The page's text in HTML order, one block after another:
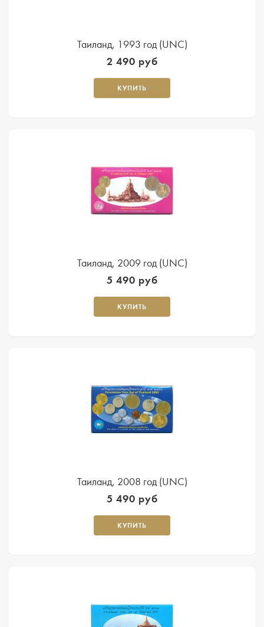
Таиланд, 1993 год (UNC)
2 490 руб
КУПИТЬ
Таиланд, 2009 год (UNC)
5 490 руб
КУПИТЬ
Таиланд, 2008 год (UNC)
5 490 руб
КУПИТЬ